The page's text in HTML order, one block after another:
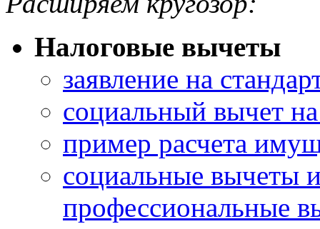
Налоговые вычеты
заявление на
социальный вычет
пример расчета
социальные вычеты
профессиональные